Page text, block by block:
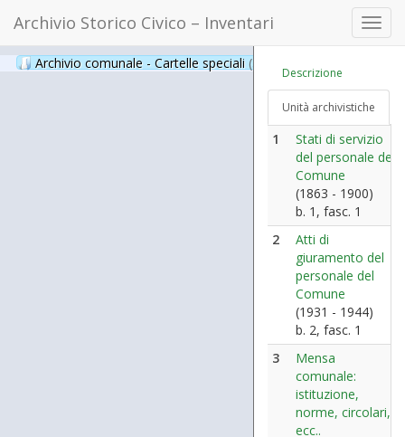
Archivio Storico Civico – Inventari
Archivio comunale - Cartelle speciali (397)
Descrizione
Unità archivistiche
1
Stati di servizio
del personale del
Comune
(1863 - 1900)
b. 1, fasc. 1
2
Atti di
giuramento del
personale del
Comune
(1931 - 1944)
b. 2, fasc. 1
3
Mensa
comunale:
istituzione,
norme, circolari,
ecc..